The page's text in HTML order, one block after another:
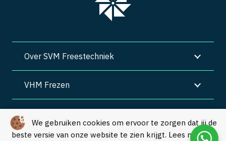
We gebruiken cookies om ervoor te zorgen dat jij de
beste versie van onze website te zien krijgt. Lees meer in
Over SVM Freestechniek
VHM Frezen